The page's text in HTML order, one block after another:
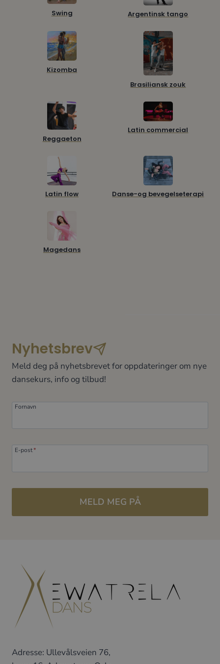
Swing Argentinsk tango
Kizomba
Brasiliansk zouk
Reggaeton
Latin commercial
Latin flow Danse-og bevegelseterapi
Magedans
Nyhetsbrev
Meld deg på nyhetsbrevet for oppdateringer om nye
dansekurs, info og tilbud!
Fornavn
E-post*
MELD MEG PÅ
Adresse: Ullevålsveien 76,